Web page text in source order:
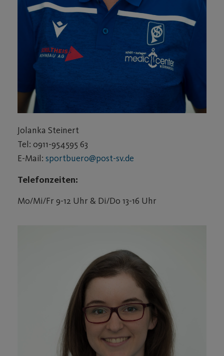
Jolanka Steinert
Tel: 0911-954595 63
E-Mail: sportbuero@post-sv.de
Telefonzeiten:
Mo/Mi/Fr 9-12 Uhr & Di/Do 13-16 Uhr